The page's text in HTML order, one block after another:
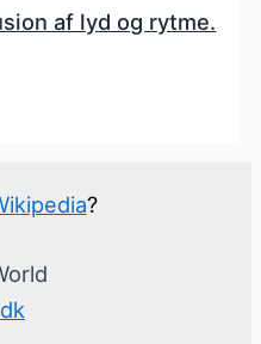
af lyd og rytme.
?